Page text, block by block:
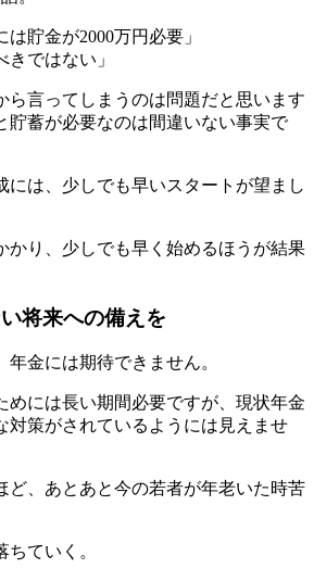
は貯金が2000万円必要」
きではない」
ら言ってしまうのは問題だと思います
貯蓄が必要なのは間違いない事実で
には、少しでも早いスタートが望まし
かり、少しでも早く始めるほうが結果
将来への備えを
金には期待できません。
めには長い期間必要ですが、現状年金
対策がされているようには見えませ
ど、あとあと今の若者が年老いた時苦
ていく。